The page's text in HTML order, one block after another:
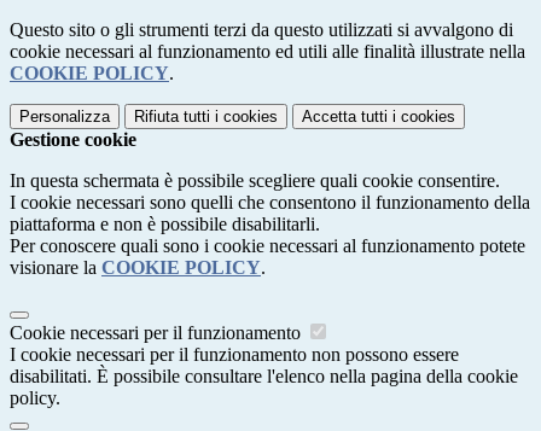
Questo sito o gli strumenti terzi da questo utilizzati si avvalgono di
cookie necessari al funzionamento ed utili alle finalità illustrate nella
COOKIE POLICY.
Personalizza Rifiuta tutti i cookies Accetta tutti i cookies
Gestione cookie
In questa schermata è possibile scegliere quali cookie consentire.
I cookie necessari sono quelli che consentono il funzionamento della
piattaforma e non è possibile disabilitarli.
Per conoscere quali sono i cookie necessari al funzionamento potete
visionare la COOKIE POLICY.
Cookie necessari per il funzionamento
I cookie necessari per il funzionamento non possono essere
disabilitati. È possibile consultare l'elenco nella pagina della cookie
policy.